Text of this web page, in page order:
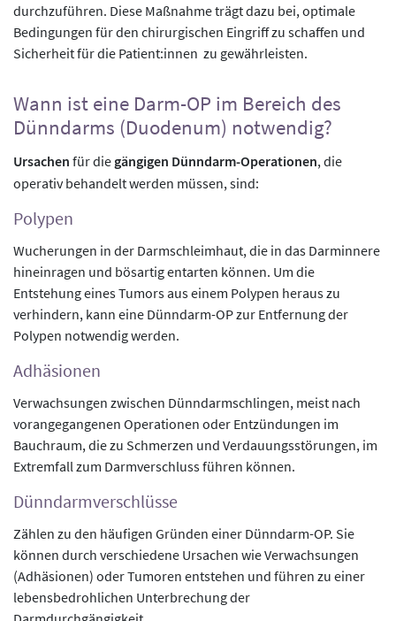
durchzuführen. Diese Maßnahme trägt dazu bei, optimale
Bedingungen für den chirurgischen Eingriff zu schaffen und
Sicherheit für die Patient:innen zu gewährleisten.
Wann ist eine Darm-OP im Bereich des
Dünndarms (Duodenum) notwendig?
Ursachen für die gängigen Dünndarm-Operationen, die
operativ behandelt werden müssen, sind:
Polypen
Wucherungen in der Darmschleimhaut, die in das Darminnere
hineinragen und bösartig entarten können. Um die
Entstehung eines Tumors aus einem Polypen heraus zu
verhindern, kann eine Dünndarm-OP zur Entfernung der
Polypen notwendig werden.
Adhäsionen
Verwachsungen zwischen Dünndarmschlingen, meist nach
vorangegangenen Operationen oder Entzündungen im
Bauchraum, die zu Schmerzen und Verdauungsstörungen, im
Extremfall zum Darmverschluss führen können.
Dünndarmverschlüsse
Zählen zu den häufigen Gründen einer Dünndarm-OP. Sie
können durch verschiedene Ursachen wie Verwachsungen
(Adhäsionen) oder Tumoren entstehen und führen zu einer
lebensbedrohlichen Unterbrechung der